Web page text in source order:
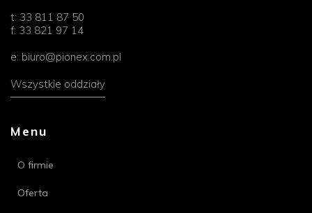
t: 33 811 87 50
f: 33 821 97 14
e: biuro@pionex.com.pl
Wszystkie oddziały
Menu
O firmie
Oferta